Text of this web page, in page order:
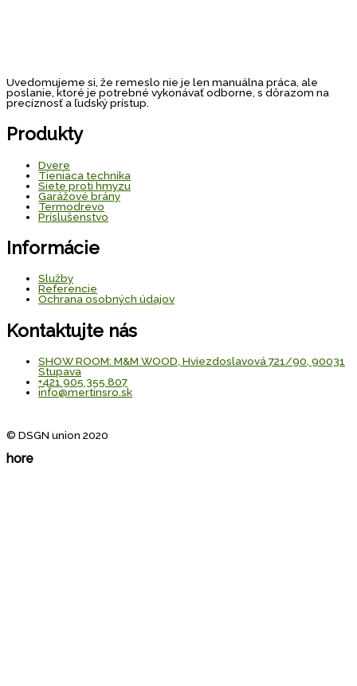
Uvedomujeme si, že remeslo nie je len manuálna práca, ale
poslanie, ktoré je potrebné vykonávať odborne, s dôrazom na
precíznosť a ľudský prístup.
Produkty
Dvere
Tieniaca technika
Siete proti hmyzu
Garážové brány
Termodrevo
Príslušenstvo
Informácie
Služby
Referencie
Ochrana osobných údajov
Kontaktujte nás
SHOW ROOM: M&M WOOD, Hviezdoslavová 721/90, 90031
Stupava
+421 905 355 807
info@mertinsro.sk
© DSGN union 2020
hore